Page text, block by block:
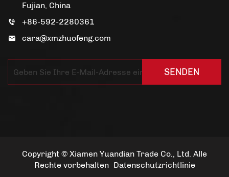
Fujian, China
+86-592-2280361
cara@xmzhuofeng.com
SENDEN
Copyright © Xiamen Yuandian Trade Co., Ltd. Alle
Rechte vorbehalten Datenschutzrichtlinie